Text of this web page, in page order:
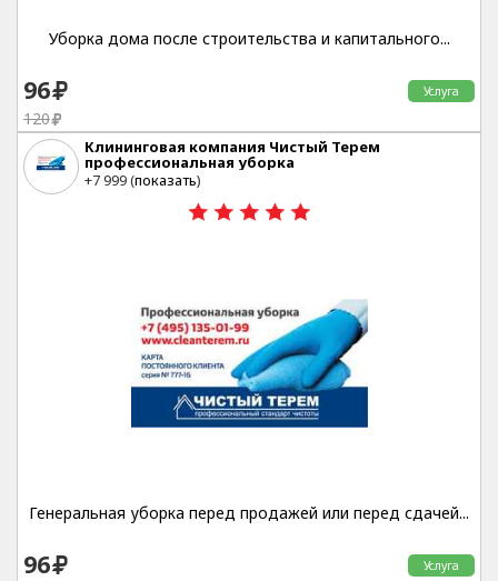
Уборка дома после строительства и капитального...
96 Услуга
120
Клининговая компания Чистый Терем
профессиональная уборка
Москва
+7 999 (показать)
Генеральная уборка перед продажей или перед сдачей...
96 Услуга